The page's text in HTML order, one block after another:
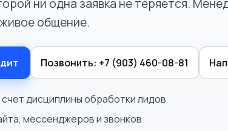
ни одна заявка не теряется.
общение.
Позвонить: +7 (903) 460-08-81
дисциплины обработки лидов
мессенджеров и звонков